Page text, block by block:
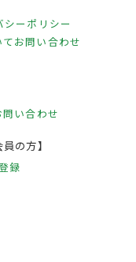
シーポリシー
お問い合わせ
問い合わせ
の方】
録